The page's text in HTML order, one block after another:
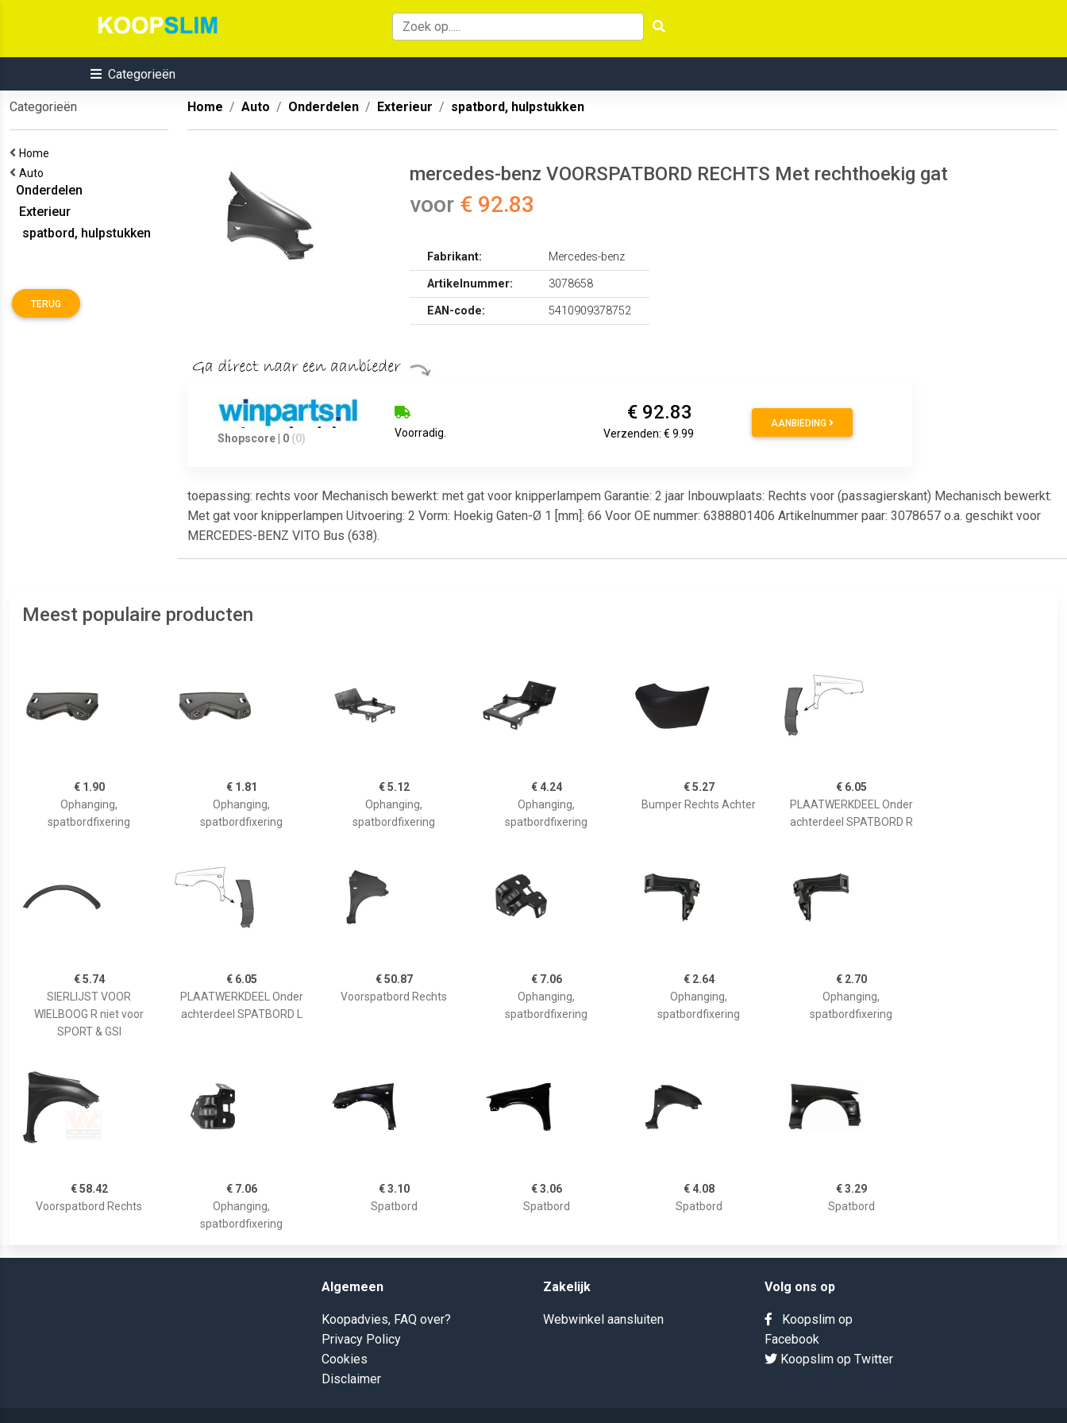
Categorieën
Categorieën
Home
Auto
Onderdelen
Exterieur
spatbord, hulpstukken
TERUG
Home Auto Onderdelen Exterieur spatbord, hulpstukken
mercedes-benz VOORSPATBORD RECHTS Met rechthoekig gat
voor € 92.83
Fabrikant:
Mercedes-benz
Artikelnummer:
3078658
EAN-code:
5410909378752
Shopscore | 0 (0) Voorradig.
€ 92.83
Verzenden: € 9.99
AANBIEDING
toepassing: rechts voor Mechanisch bewerkt: met gat voor knipperlampem Garantie: 2 jaar Inbouwplaats: Rechts voor (passagierskant) Mechanisch bewerkt:
Met gat voor knipperlampen Uitvoering: 2 Vorm: Hoekig Gaten-Ø 1 [mm]: 66 Voor OE nummer: 6388801406 Artikelnummer paar: 3078657 o.a. geschikt voor
MERCEDES-BENZ VITO Bus (638).
Meest populaire producten
€ 1.90
Ophanging,
spatbordfixering
€ 1.81
Ophanging,
spatbordfixering
€ 5.12
Ophanging,
spatbordfixering
€ 4.24
Ophanging,
spatbordfixering
€ 5.27
Bumper Rechts Achter
€ 6.05
PLAATWERKDEEL Onder
achterdeel SPATBORD R
€ 5.74
SIERLIJST VOOR
WIELBOOG R niet voor
SPORT & GSI
€ 6.05
PLAATWERKDEEL Onder
achterdeel SPATBORD L
€ 50.87
Voorspatbord Rechts
€ 7.06
Ophanging,
spatbordfixering
€ 2.64
Ophanging,
spatbordfixering
€ 2.70
Ophanging,
spatbordfixering
€ 58.42
Voorspatbord Rechts
€ 7.06
Ophanging,
spatbordfixering
€ 3.10
Spatbord
€ 3.06
Spatbord
€ 4.08
Spatbord
€ 3.29
Spatbord
Algemeen
Koopadvies, FAQ over?
Privacy Policy
Cookies
Disclaimer
Zakelijk
Webwinkel aansluiten
Volg ons op
Koopslim op
Facebook
Koopslim op Twitter